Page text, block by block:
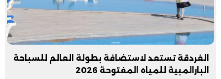
الغردقة تستعد لاستضافة بطولة العالم للسباحة
البارالمبية للمياه المفتوحة 2026